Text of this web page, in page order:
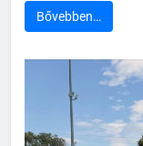
Bővebben…